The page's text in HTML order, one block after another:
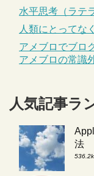
水平思考（ラテ
人類にとってな
アメブロでブロ
アメブロの常識
人気記事ラ
法